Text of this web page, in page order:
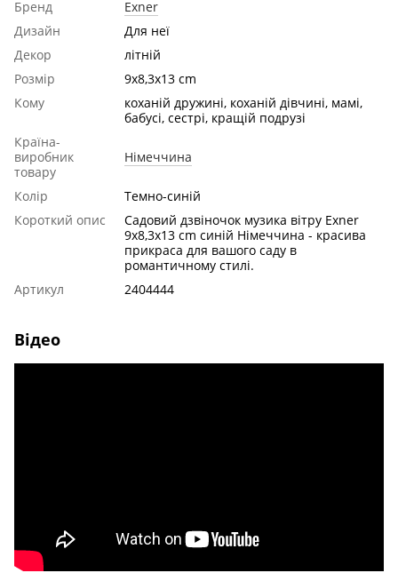
Бренд
Exner
Дизайн
Для неї
Декор
літній
Розмір
9x8,3x13 cm
Кому
коханій дружині, коханій дівчині, мамі,
бабусі, сестрі, кращій подрузі
Країна-
виробник
товару
Німеччина
Колір
Темно-синій
Короткий опис
Садовий дзвіночок музика вітру Exner
9x8,3x13 cm синій Німеччина - красива
прикраса для вашого саду в
романтичному стилі.
Артикул
2404444
Відео